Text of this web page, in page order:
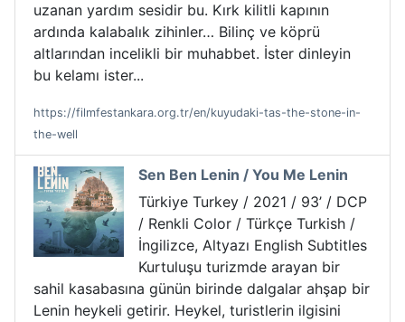
uzanan yardım sesidir bu. Kırk kilitli kapının
ardında kalabalık zihinler… Bilinç ve köprü
altlarından incelikli bir muhabbet. İster dinleyin
bu kelamı ister...
https://filmfestankara.org.tr/en/kuyudaki-tas-the-stone-in-
the-well
Sen Ben Lenin / You Me Lenin
Türkiye Turkey / 2021 / 93’ / DCP
/ Renkli Color / Türkçe Turkish /
İngilizce, Altyazı English Subtitles
Kurtuluşu turizmde arayan bir
sahil kasabasına günün birinde dalgalar ahşap bir
Lenin heykeli getirir. Heykel, turistlerin ilgisini